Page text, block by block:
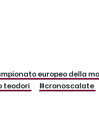
europeo della
teodori #cronoscalate